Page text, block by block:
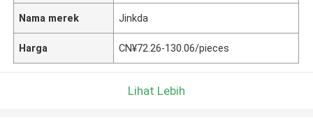
Nama merek Jinkda
Harga CN¥72.26-130.06/pieces
Lihat Lebih